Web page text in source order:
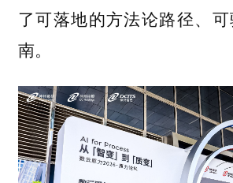
了可落地的方法论路径、
南。